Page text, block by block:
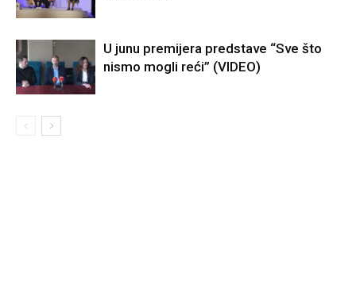
U junu premijera predstave “Sve što
nismo mogli reći” (VIDEO)